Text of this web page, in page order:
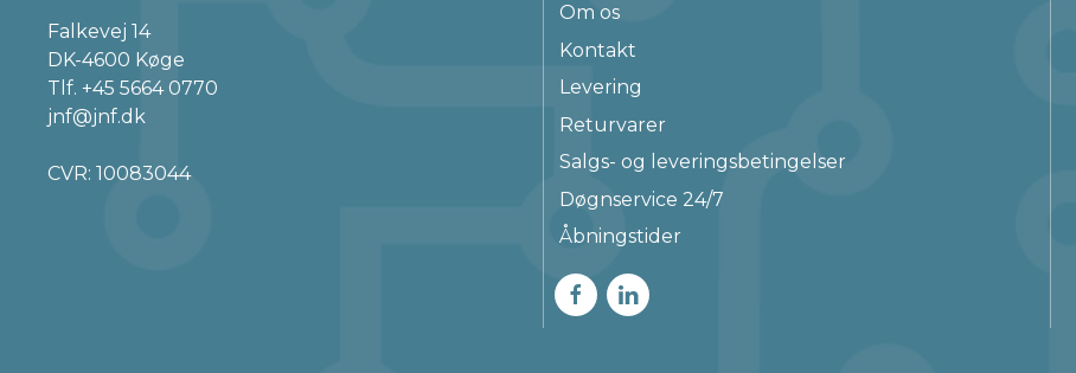
Falkevej 14
DK-4600 Køge
Tlf. +45 5664 0770
jnf@jnf.dk
CVR: 10083044
Om os
Kontakt
Levering
Returvarer
Salgs- og leveringsbetingelser
Døgnservice 24/7
Åbningstider